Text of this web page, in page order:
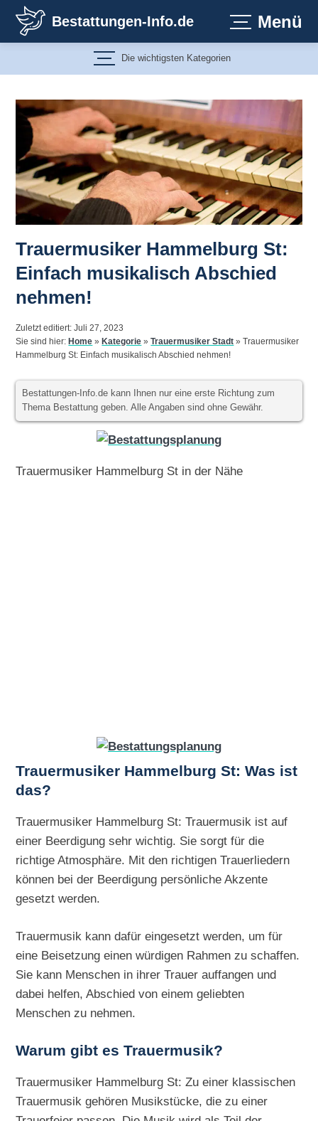
Inhalt
springen
Bestattungen-Info.de Menü
Die wichtigsten Kategorien
Trauermusiker Hammelburg St:
Einfach musikalisch Abschied
nehmen!
Zuletzt editiert: Juli 27, 2023
Sie sind hier:Home »Kategorie »Trauermusiker Stadt »Trauermusiker
Hammelburg St: Einfach musikalisch Abschied nehmen!
Bestattungen-Info.de kann Ihnen nur eine erste Richtung zum
Thema Bestattung geben. Alle Angaben sind ohne Gewähr.
Trauermusiker Hammelburg St in der Nähe
Trauermusiker Hammelburg St: Was ist
das?
Trauermusiker Hammelburg St: Trauermusik ist auf
einer Beerdigung sehr wichtig. Sie sorgt für die
richtige Atmosphäre. Mit den richtigen Trauerliedern
können bei der Beerdigung persönliche Akzente
gesetzt werden.
Trauermusik kann dafür eingesetzt werden, um für
eine Beisetzung einen würdigen Rahmen zu schaffen.
Sie kann Menschen in ihrer Trauer auffangen und
dabei helfen, Abschied von einem geliebten
Menschen zu nehmen.
Warum gibt es Trauermusik?
Trauermusiker Hammelburg St: Zu einer klassischen
Trauermusik gehören Musikstücke, die zu einer